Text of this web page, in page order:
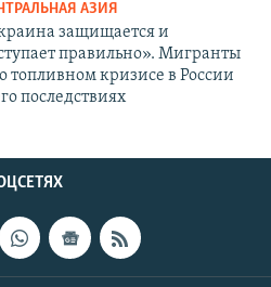
АЗИЯ
защищается и
правильно». Мигранты
топливном кризисе в России
последствиях